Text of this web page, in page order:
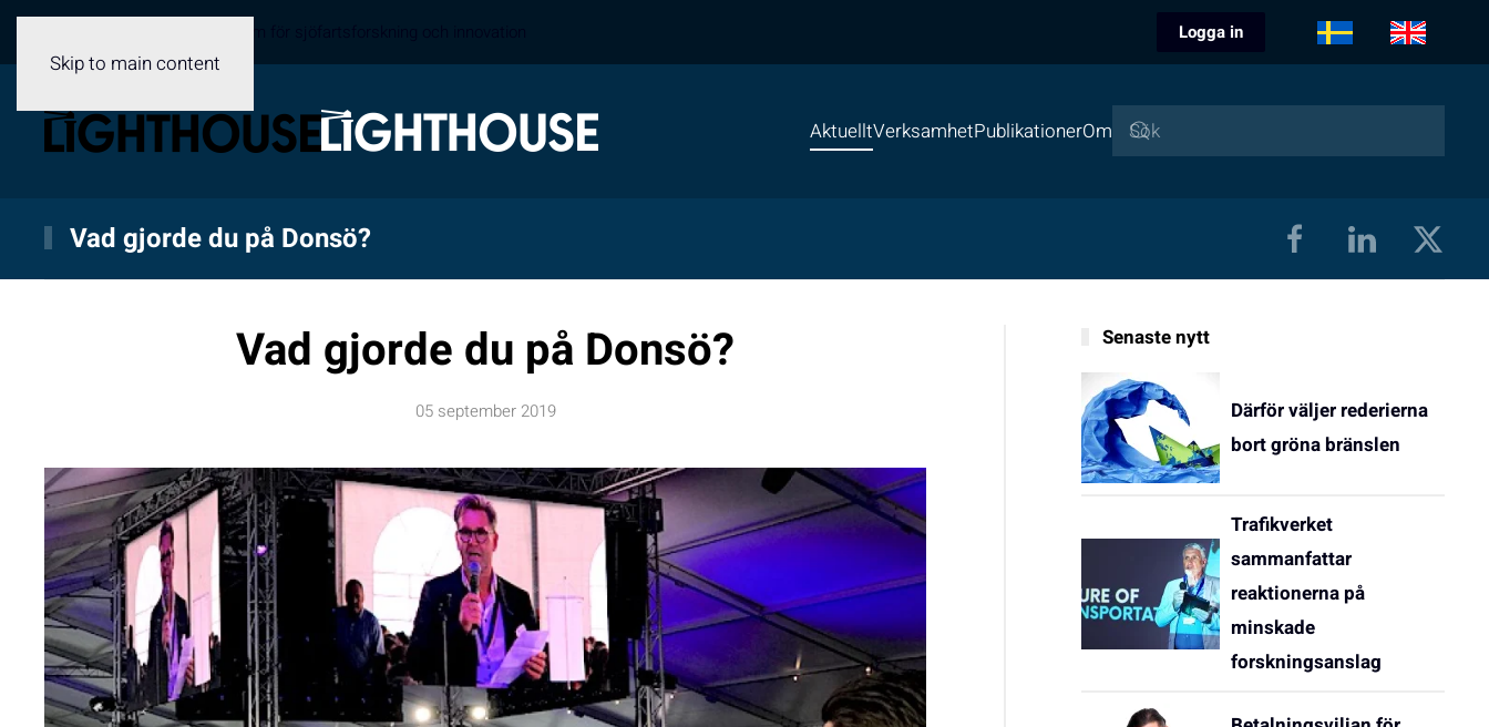
Skip to main content
Logga in
AktuelltVerksamhetPublikationerOm
Vad gjorde du på Donsö?
Vad gjorde du på Donsö?
05 september 2019
Senaste nytt
Därför väljer rederierna
bort gröna bränslen
Trafikverket
sammanfattar
reaktionerna på
minskade
forskningsanslag